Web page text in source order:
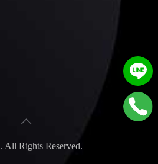
All Rights Reserved.